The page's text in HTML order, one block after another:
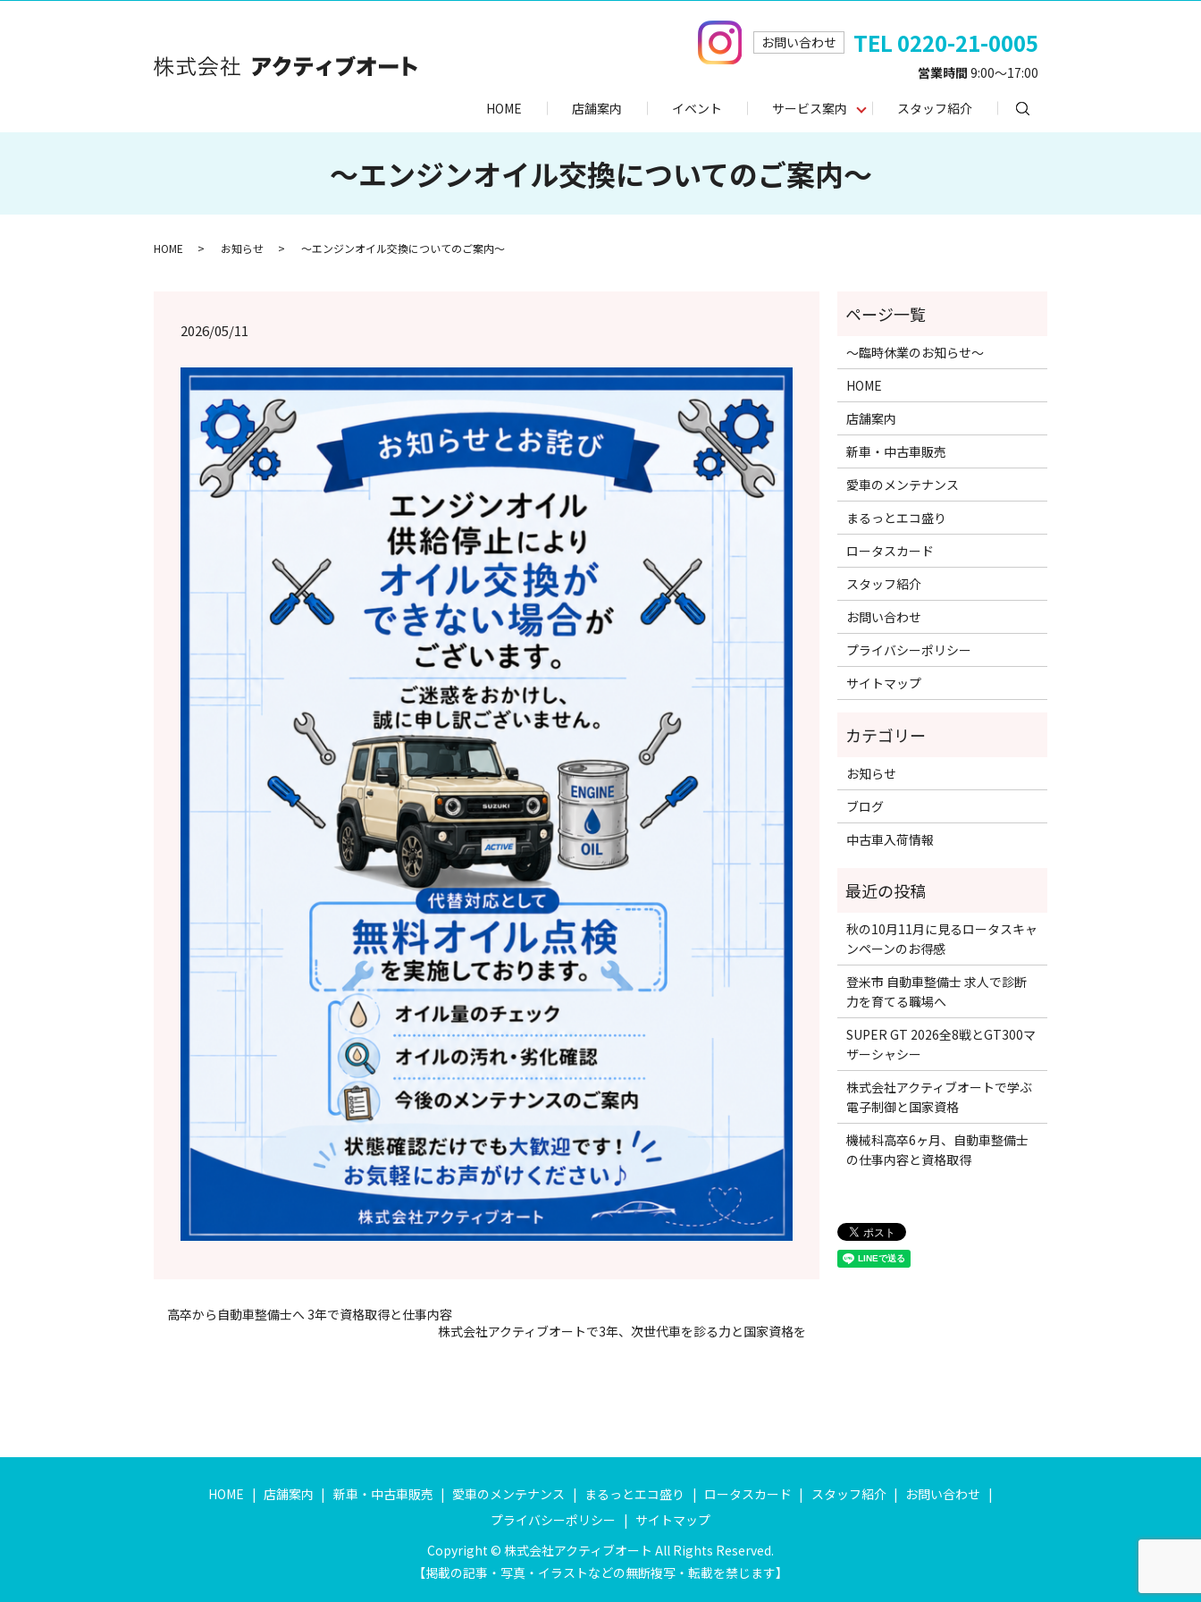
お問い合わせ TEL 0220-21-0005
営業時間 9:00～17:00
HOME
店舗案内 イベント サービス案内 スタッフ紹介 search
～エンジンオイル交換についてのご案内～
HOME お知らせ ～エンジンオイル交換についてのご案内～
2026/05/11
高卒から自動車整備士へ 3年で資格取得と仕事内容
株式会社アクティブオートで3年、次世代車を診る力と国家資格を
～臨時休業のお知らせ～
HOME
店舗案内
新車・中古車販売
愛車のメンテナンス
まるっとエコ盛り
ロータスカード
スタッフ紹介
お問い合わせ
プライバシーポリシー
サイトマップ
お知らせ
ブログ
中古車入荷情報
秋の10月11月に見るロータスキャ
ンペーンのお得感
登米市 自動車整備士 求人で診断
力を育てる職場へ
SUPER GT 2026全8戦とGT300マ
ザーシャシー
株式会社アクティブオートで学ぶ
電子制御と国家資格
機械科高卒6ヶ月、自動車整備士
の仕事内容と資格取得
HOME 店舗案内 新車・中古車販売 愛車のメンテナンス まるっとエコ盛り ロータスカード スタッフ紹介
お問い合わせ
プライバシーポリシー
サイトマップ
Copyright © 株式会社アクティブオート All Rights Reserved.
【掲載の記事・写真・イラストなどの無断複写・転載を禁じます】